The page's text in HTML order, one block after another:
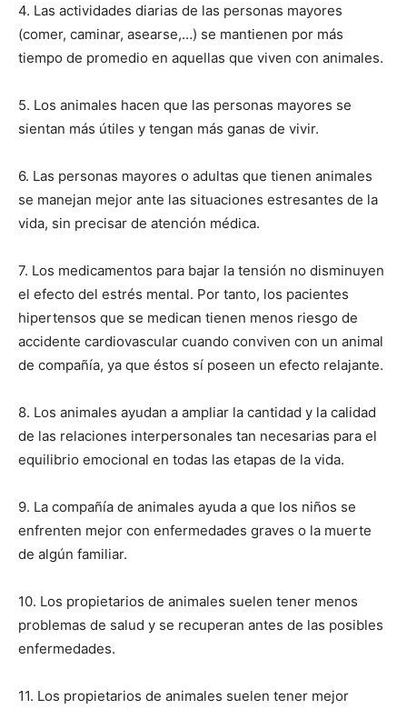
–
Fotos
de
Cachorros
4. Las actividades diarias de las personas mayores
(comer, caminar, asearse,…) se mantienen por más
tiempo de promedio en aquellas que viven con animales.
5. Los animales hacen que las personas mayores se
sientan más útiles y tengan más ganas de vivir.
6. Las personas mayores o adultas que tienen animales
se manejan mejor ante las situaciones estresantes de la
vida, sin precisar de atención médica.
7. Los medicamentos para bajar la tensión no disminuyen
el efecto del estrés mental. Por tanto, los pacientes
hipertensos que se medican tienen menos riesgo de
accidente cardiovascular cuando conviven con un animal
de compañía, ya que éstos sí poseen un efecto relajante.
8. Los animales ayudan a ampliar la cantidad y la calidad
de las relaciones interpersonales tan necesarias para el
equilibrio emocional en todas las etapas de la vida.
9. La compañía de animales ayuda a que los niños se
enfrenten mejor con enfermedades graves o la muerte
de algún familiar.
10. Los propietarios de animales suelen tener menos
problemas de salud y se recuperan antes de las posibles
enfermedades.
11. Los propietarios de animales suelen tener mejor